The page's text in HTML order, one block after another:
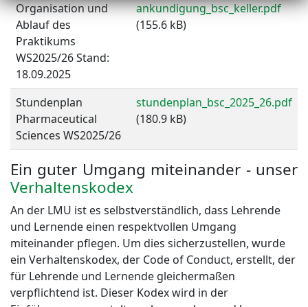
Organisation und
Ablauf des
Praktikums
WS2025/26 Stand:
18.09.2025
ankundigung_bsc_keller.pdf
(155.6 kB)
Stundenplan
Pharmaceutical
Sciences WS2025/26
stundenplan_bsc_2025_26.pdf
(180.9 kB)
Ein guter Umgang miteinander - unser
Verhaltenskodex
An der LMU ist es selbstverständlich, dass Lehrende
und Lernende einen respektvollen Umgang
miteinander pflegen. Um dies sicherzustellen, wurde
ein Verhaltenskodex, der Code of Conduct, erstellt, der
für Lehrende und Lernende gleichermaßen
verpflichtend ist. Dieser Kodex wird in der